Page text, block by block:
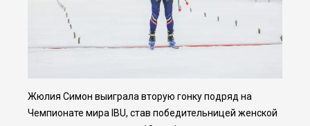
Жюлия Симон выиграла вторую гонку подряд на
Чемпионате мира IBU, став победительницей женской